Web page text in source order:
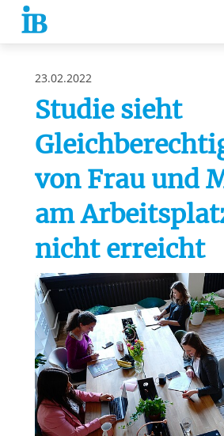
Springe zum Inhalt
23.02.2022
Studie sieht
von Frau und
am
nicht erreicht